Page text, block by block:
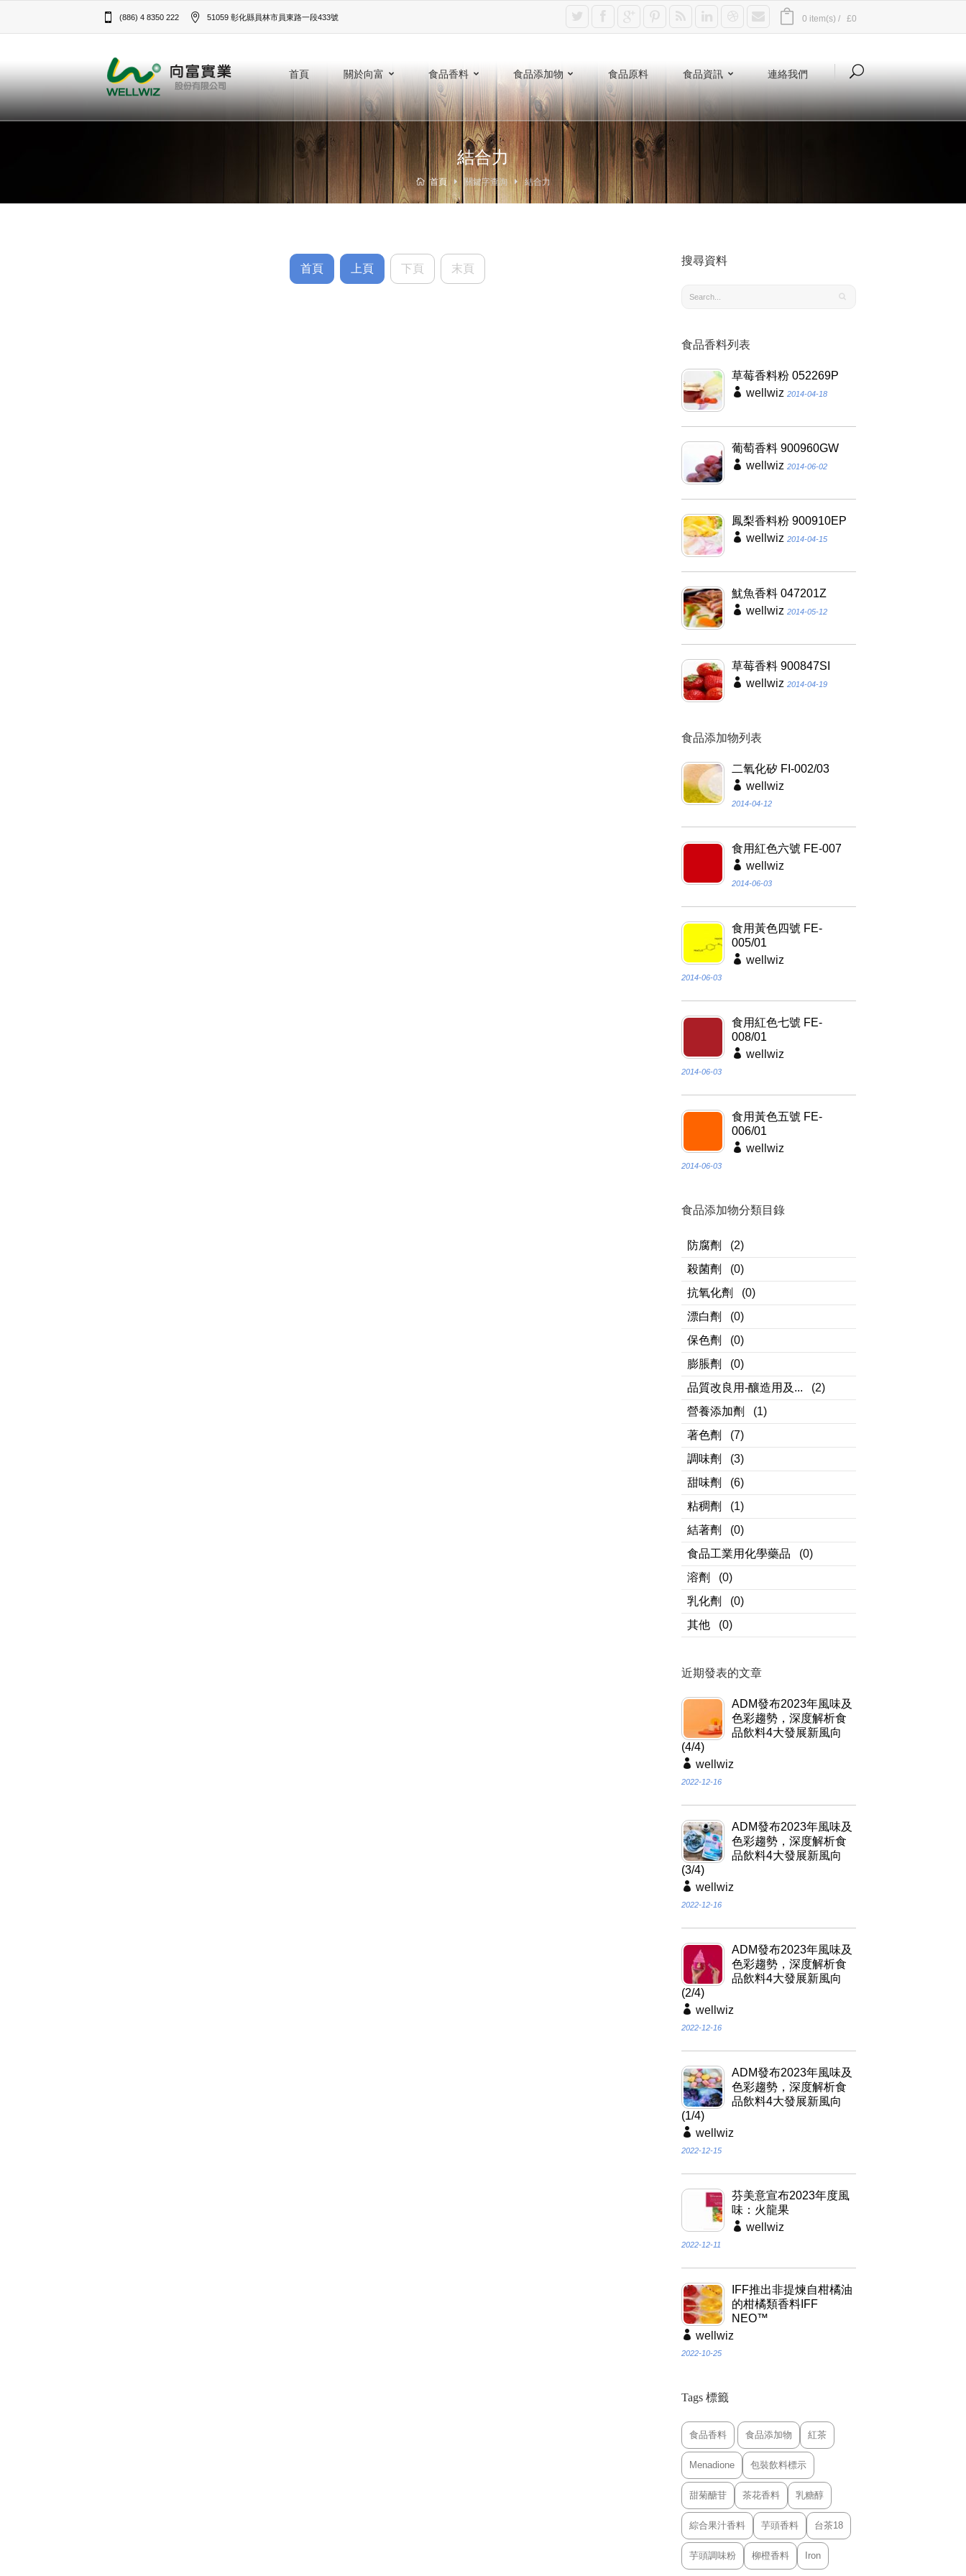
(886) 4 8350 222 51059 彰化縣員林市員東路一段433號‎ 0 item(s) / £0
首頁 關於向富 食品香料 食品添加物 食品原料 食品資訊 連絡我們
結合力
首頁 關鍵字查詢 結合力
首頁 上頁 下頁 末頁
搜尋資料
食品香料列表
草莓香料粉 052269P
wellwiz 2014-04-18
葡萄香料 900960GW
wellwiz 2014-06-02
鳳梨香料粉 900910EP
wellwiz 2014-04-15
魷魚香料 047201Z
wellwiz 2014-05-12
草莓香料 900847SI
wellwiz 2014-04-19
食品添加物列表
二氧化矽 FI-002/03
wellwiz
2014-04-12
食用紅色六號 FE-007
wellwiz
2014-06-03
食用黃色四號 FE-
005/01
wellwiz
2014-06-03
食用紅色七號 FE-
008/01
wellwiz
2014-06-03
食用黃色五號 FE-
006/01
wellwiz
2014-06-03
食品添加物分類目錄
防腐劑
(2)
殺菌劑
(0)
抗氧化劑
(0)
漂白劑
(0)
保色劑
(0)
膨脹劑
(0)
品質改良用-釀造用及...
(2)
營養添加劑
(1)
著色劑
(7)
調味劑
(3)
甜味劑
(6)
粘稠劑
(1)
結著劑
(0)
食品工業用化學藥品
(0)
溶劑
(0)
乳化劑
(0)
其他
(0)
近期發表的文章
ADM發布2023年風味及
色彩趨勢，深度解析食
品飲料4大發展新風向
(4/4)
wellwiz
2022-12-16
ADM發布2023年風味及
色彩趨勢，深度解析食
品飲料4大發展新風向
(3/4)
wellwiz
2022-12-16
ADM發布2023年風味及
色彩趨勢，深度解析食
品飲料4大發展新風向
(2/4)
wellwiz
2022-12-16
ADM發布2023年風味及
色彩趨勢，深度解析食
品飲料4大發展新風向
(1/4)
wellwiz
2022-12-15
芬美意宣布2023年度風
味：火龍果
wellwiz
2022-12-11
IFF推出非提煉自柑橘油
的柑橘類香料IFF
NEO™
wellwiz
2022-10-25
Tags 標籤
食品香料 食品添加物 紅茶
Menadione 包裝飲料標示
甜菊醣苷 茶花香料 乳糖醇
綜合果汁香料 芋頭香料 台茶18
芋頭調味粉 柳橙香料 Iron